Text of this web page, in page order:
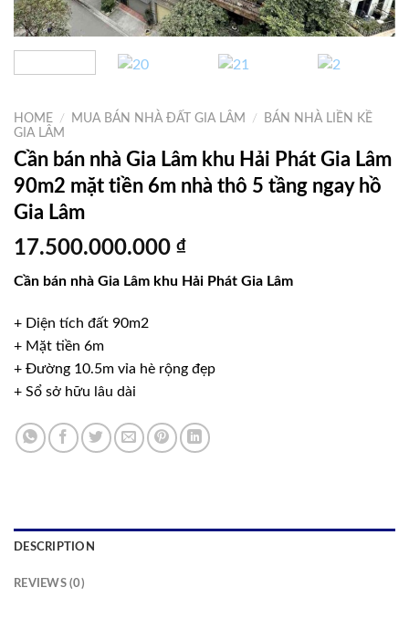
HOME / MUA BÁN NHÀ ĐẤT GIA LÂM /
BÁN NHÀ LIỀN KỀ
GIA LÂM
Cần bán nhà Gia Lâm khu Hải Phát Gia Lâm
90m2 mặt tiền 6m nhà thô 5 tầng ngay hồ
Gia Lâm
17.500.000.000 ₫
Cần bán nhà Gia Lâm khu Hải Phát Gia Lâm
+ Diện tích đất 90m2
+ Mặt tiền 6m
+ Đường 10.5m vỉa hè rộng đẹp
+ Sổ sở hữu lâu dài
DESCRIPTION
REVIEWS (0)